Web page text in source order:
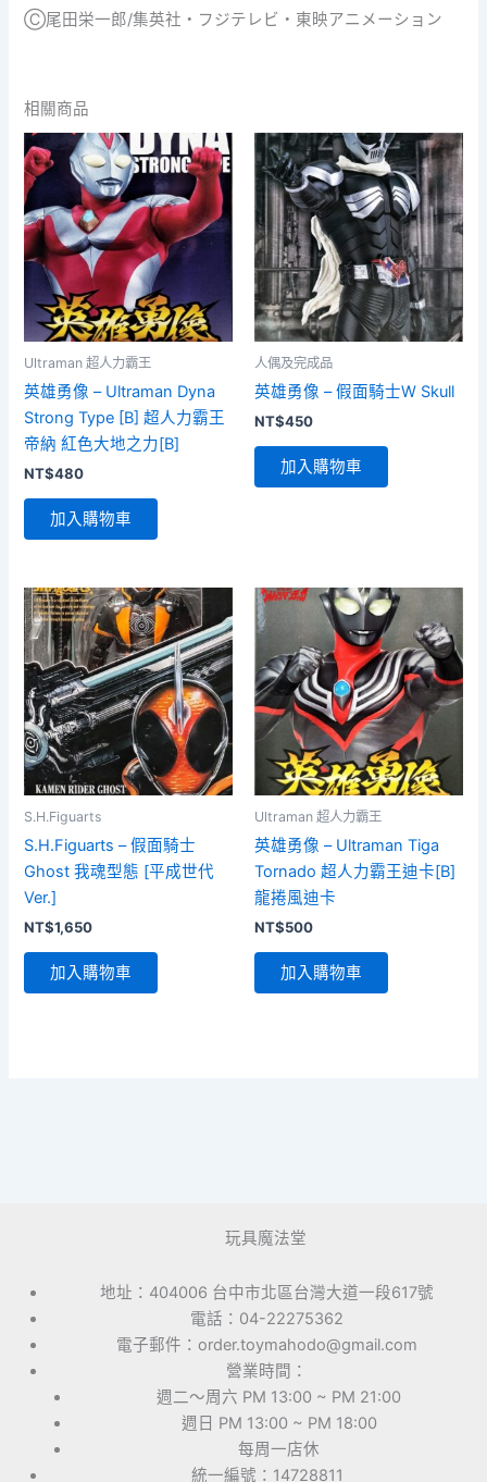
Ⓒ尾田栄一郎/集英社・フジテレビ・東映アニメーション
相關商品
Ultraman 超人力霸王
英雄勇像 – Ultraman Dyna
Strong Type [B] 超人力霸王
帝納 紅色大地之力[B]
NT$480
加入購物車
人偶及完成品
英雄勇像 – 假面騎士W Skull
NT$450
加入購物車
S.H.Figuarts
S.H.Figuarts – 假面騎士
Ghost 我魂型態 [平成世代
Ver.]
NT$1,650
加入購物車
Ultraman 超人力霸王
英雄勇像 – Ultraman Tiga
Tornado 超人力霸王迪卡[B]
龍捲風迪卡
NT$500
加入購物車
玩具魔法堂
地址：404006 台中市北區台灣大道一段617號
電話：04-22275362
電子郵件：order.toymahodo@gmail.com
營業時間：
週二～周六 PM 13:00 ~ PM 21:00
週日 PM 13:00 ~ PM 18:00
每周一店休
統一編號：14728811